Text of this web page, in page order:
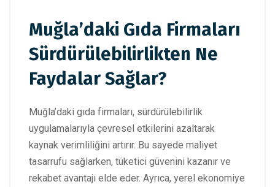
Muğla’daki Gıda Firmaları
Sürdürülebilirlikten Ne
Faydalar Sağlar?
Muğla’daki gıda firmaları, sürdürülebilirlik
uygulamalarıyla çevresel etkilerini azaltarak
kaynak verimliliğini artırır. Bu sayede maliyet
tasarrufu sağlarken, tüketici güvenini kazanır ve
rekabet avantajı elde eder. Ayrıca, yerel ekonomiye